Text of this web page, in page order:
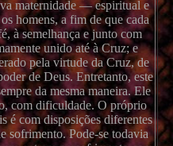
maternidade — espiritual e
homens, a fim de que cada
à semelhança e junto com
unido até à Cruz; e
pela virtude da Cruz, de
de Deus. Entretanto, este
da mesma maneira. Ele
com dificuldade. O próprio
é com disposições diferentes
sofrimento. Pode-se todavia